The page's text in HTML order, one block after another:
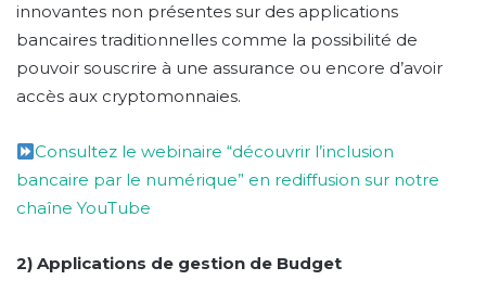
innovantes non présentes sur des applications
bancaires traditionnelles comme la possibilité de
pouvoir souscrire à une assurance ou encore d’avoir
accès aux cryptomonnaies.
Consultez le webinaire “découvrir l’inclusion
bancaire par le numérique” en rediffusion sur notre
chaîne YouTube
2) Applications de gestion de Budget